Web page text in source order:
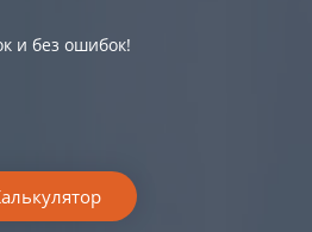
и без ошибок!